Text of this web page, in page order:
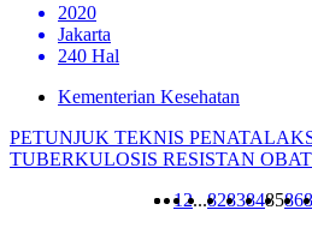
2020
Jakarta
240 Hal
Kementerian Kesehatan
PETUNJUK TEKNIS
TUBERKULOSIS RESISTAN
1 2...8283848586